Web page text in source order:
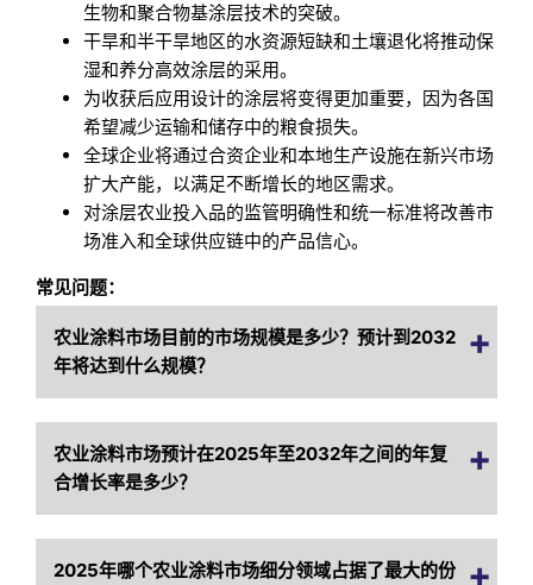
生物和聚合物基涂层技术的突破。
干旱和半干旱地区的水资源短缺和土壤退化将推动保
湿和养分高效涂层的采用。
为收获后应用设计的涂层将变得更加重要，因为各国
希望减少运输和储存中的粮食损失。
全球企业将通过合资企业和本地生产设施在新兴市场
扩大产能，以满足不断增长的地区需求。
对涂层农业投入品的监管明确性和统一标准将改善市
场准入和全球供应链中的产品信心。
常见问题：
农业涂料市场目前的市场规模是多少？预计到2032
年将达到什么规模？
农业涂料市场预计在2025年至2032年之间的年复
合增长率是多少？
2025年哪个农业涂料市场细分领域占据了最大的份